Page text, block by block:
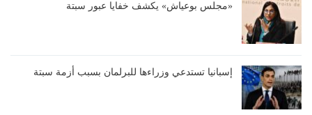
«مجلس بوعياش» يكشف خفايا عبور سبتة
إسبانيا تستدعي وزراءها للبرلمان بسبب أزمة سبتة